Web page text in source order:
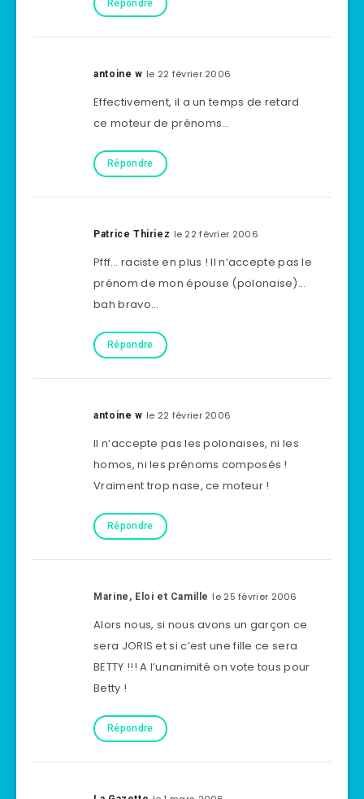
Répondre
antoine w le 22 février 2006
Effectivement, il a un temps de retard
ce moteur de prénoms…
Répondre
Patrice Thiriez le 22 février 2006
Pfff… raciste en plus ! Il n’accepte pas le
prénom de mon épouse (polonaise)…
bah bravo…
Répondre
antoine w le 22 février 2006
Il n’accepte pas les polonaises, ni les
homos, ni les prénoms composés !
Vraiment trop nase, ce moteur !
Répondre
Marine, Eloi et Camille le 25 février 2006
Alors nous, si nous avons un garçon ce
sera JORIS et si c’est une fille ce sera
BETTY !!! A l’unanimité on vote tous pour
Betty !
Répondre